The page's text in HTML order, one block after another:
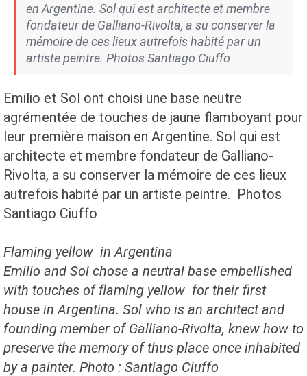
en Argentine. Sol qui est architecte et membre
fondateur de Galliano-Rivolta, a su conserver la
mémoire de ces lieux autrefois habité par un
artiste peintre. Photos Santiago Ciuffo
Emilio et Sol ont choisi une base neutre
agrémentée de touches de jaune flamboyant pour
leur première maison en Argentine. Sol qui est
architecte et membre fondateur de Galliano-
Rivolta, a su conserver la mémoire de ces lieux
autrefois habité par un artiste peintre. Photos
Santiago Ciuffo
Flaming yellow in Argentina
Emilio and Sol chose a neutral base embellished
with touches of flaming yellow for their first
house in Argentina. Sol who is an architect and
founding member of Galliano-Rivolta, knew how to
preserve the memory of thus place once inhabited
by a painter. Photo : Santiago Ciuffo